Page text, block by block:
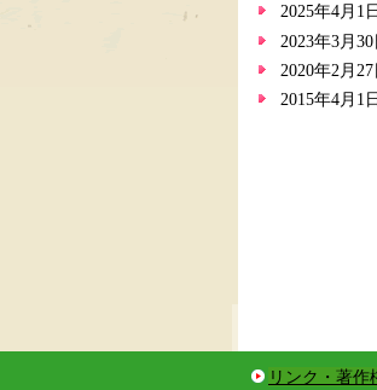
2025年4月1
2023年3月
2020年2月
2015年4月1
リンク・著作